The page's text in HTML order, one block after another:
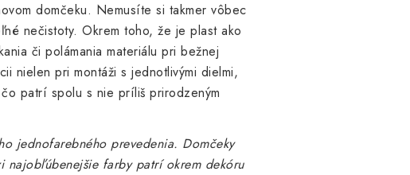
domčeku. Nemusíte si takmer vôbec
nečistoty. Okrem toho, že je plast ako
či polámania materiálu pri bežnej
nielen pri montáži s jednotlivými dielmi,
patrí spolu s nie príliš prirodzeným
jednofarebného prevedenia. Domčeky
farby patrí okrem dekóru